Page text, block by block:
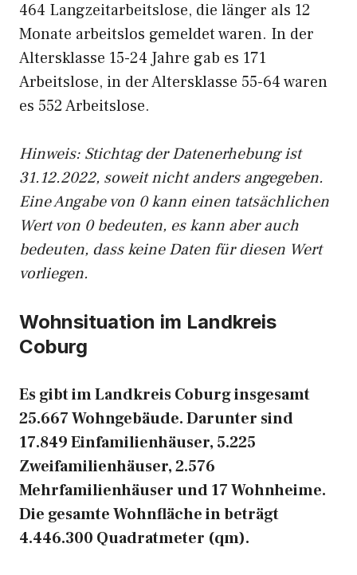
464 Langzeitarbeitslose, die länger als 12
Monate arbeitslos gemeldet waren. In der
Altersklasse 15-24 Jahre gab es 171
Arbeitslose, in der Altersklasse 55-64 waren
es 552 Arbeitslose.
Hinweis: Stichtag der Datenerhebung ist
31.12.2022, soweit nicht anders angegeben.
Eine Angabe von 0 kann einen tatsächlichen
Wert von 0 bedeuten, es kann aber auch
bedeuten, dass keine Daten für diesen Wert
vorliegen.
Wohnsituation im Landkreis
Coburg
Es gibt im Landkreis Coburg insgesamt
25.667 Wohngebäude. Darunter sind
17.849 Einfamilienhäuser, 5.225
Zweifamilienhäuser, 2.576
Mehrfamilienhäuser und 17 Wohnheime.
Die gesamte Wohnfläche in beträgt
4.446.300 Quadratmeter (qm).